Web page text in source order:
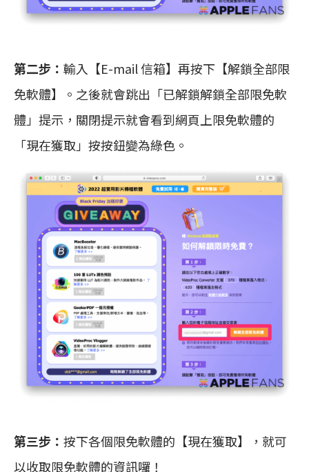
第二步： 輸入【E-mail 信箱】再按下【解鎖全部限
免軟體】。之後就會跳出「已解鎖解鎖全部限免軟
體」提示，關閉提示就會看到網頁上限免軟體的
「現在獲取」按按鈕變為綠色。
第三步： 按下各個限免軟體的【現在獲取】，就可
以收取限免軟體的資訊囉！